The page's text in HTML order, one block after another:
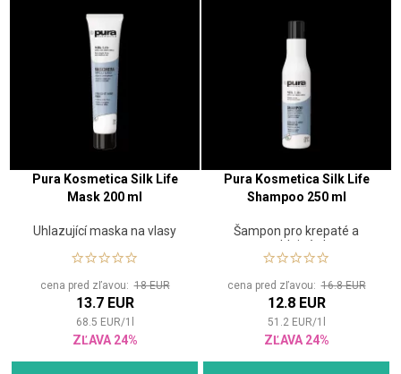
Pura Kosmetica Silk Life
Mask 200 ml
Uhlazující maska na vlasy
cena pred zľavou:18 EUR
13.7 EUR
68.5 EUR/1
ZĽAVA 24%
Pura Kosmetica Silk Life
Shampoo 250 ml
Šampon pro krepaté a
nepoddajné vlasy
cena pred zľavou:16.8 EUR
12.8 EUR
51.2 EUR/1
ZĽAVA 24%